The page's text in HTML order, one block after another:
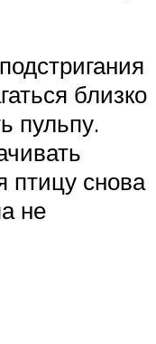
близко
пульпу.
птицу снова
не